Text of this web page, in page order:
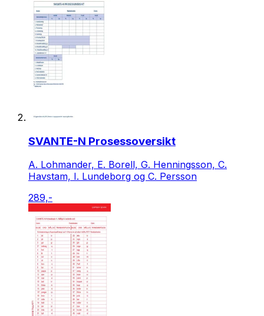
SVANTE-N Prosessoversikt
A. Lohmander, E. Borell, G. Henningsson, C.
Havstam, I. Lundeborg og C. Persson
289,-